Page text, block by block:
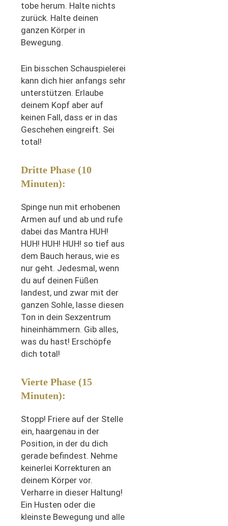
tobe herum. Halte nichts
zurück. Halte deinen
ganzen Körper in
Bewegung.
Ein bisschen Schauspielerei
kann dich hier anfangs sehr
unterstützen. Erlaube
deinem Kopf aber auf
keinen Fall, dass er in das
Geschehen eingreift. Sei
total!
Dritte Phase (10
Minuten):
Spinge nun mit erhobenen
Armen auf und ab und rufe
dabei das Mantra HUH!
HUH! HUH! HUH! so tief aus
dem Bauch heraus, wie es
nur geht. Jedesmal, wenn
du auf deinen Füßen
landest, und zwar mit der
ganzen Sohle, lasse diesen
Ton in dein Sexzentrum
hineinhämmern. Gib alles,
was du hast! Erschöpfe
dich total!
Vierte Phase (15
Minuten):
Stopp! Friere auf der Stelle
ein, haargenau in der
Position, in der du dich
gerade befindest. Nehme
keinerlei Korrekturen an
deinem Körper vor.
Verharre in dieser Haltung!
Ein Husten oder die
kleinste Bewegung und alle